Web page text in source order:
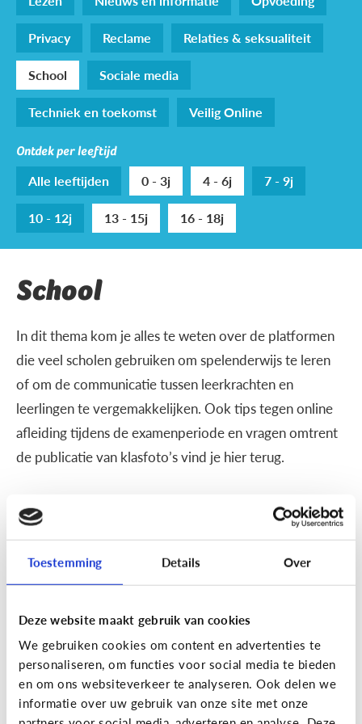
Toestemming Details Over
Deze website maakt gebruik van cookies
We gebruiken cookies om content en advertenties te
personaliseren, om functies voor social media te bieden
en om ons websiteverkeer te analyseren. Ook delen we
informatie over uw gebruik van onze site met onze
Privacy
Reclame
Relaties & seksualiteit
School
Sociale media
Techniek en toekomst
Veilig Online
Ontdek per leeftijd
Alle leeftijden 0 - 3j 4 - 6j
7 - 9j
10 - 12j
13 - 15j 16 - 18j
School
In dit thema kom je alles te weten over de platformen
die veel scholen gebruiken om spelenderwijs te leren
of om de communicatie tussen leerkrachten en
leerlingen te vergemakkelijken. Ook tips tegen online
afleiding tijdens de examenperiode en vragen omtrent
de publicatie van klasfoto’s vind je hier terug.
School
SOS examentijd! 5 tips tegen
online afleiding